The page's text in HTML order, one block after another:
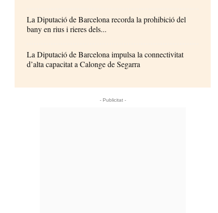
La Diputació de Barcelona recorda la prohibició del
bany en rius i rieres dels...
La Diputació de Barcelona impulsa la connectivitat
d’alta capacitat a Calonge de Segarra
- Publicitat -